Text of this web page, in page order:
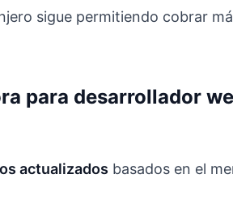
sigue permitiendo cobrar
para desarrollador
actualizados basados en el